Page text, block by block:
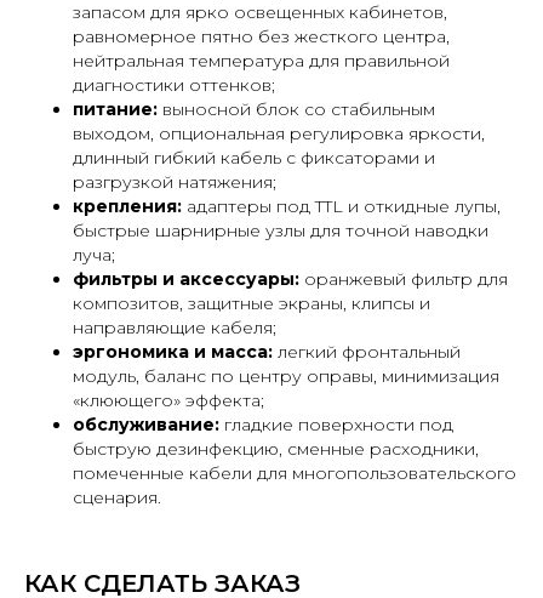
запасом для ярко освещенных кабинетов,
равномерное пятно без жесткого центра,
нейтральная температура для правильной
диагностики оттенков;
питание: выносной блок со стабильным
выходом, опциональная регулировка яркости,
длинный гибкий кабель с фиксаторами и
разгрузкой натяжения;
крепления: адаптеры под TTL и откидные лупы,
быстрые шарнирные узлы для точной наводки
луча;
фильтры и аксессуары: оранжевый фильтр для
композитов, защитные экраны, клипсы и
направляющие кабеля;
эргономика и масса: легкий фронтальный
модуль, баланс по центру оправы, минимизация
«клюющего» эффекта;
обслуживание: гладкие поверхности под
быструю дезинфекцию, сменные расходники,
помеченные кабели для многопользовательского
сценария.
КАК СДЕЛАТЬ ЗАКАЗ